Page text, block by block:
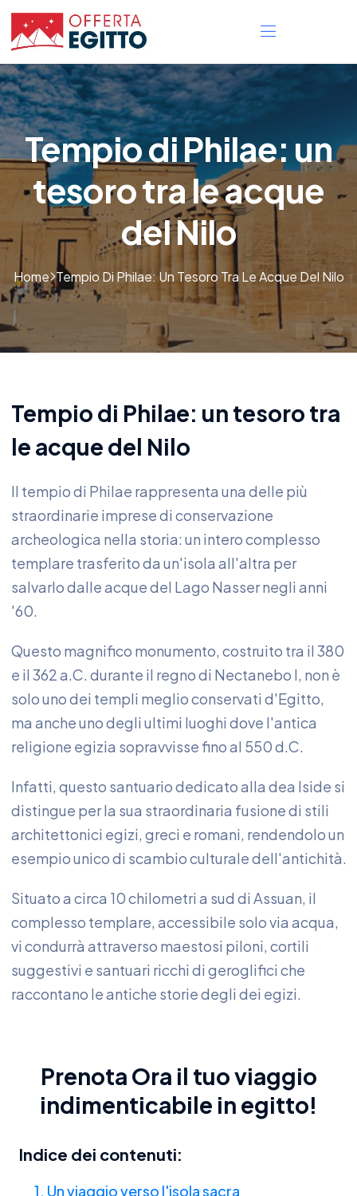
Tempio di Philae: un
tesoro tra le acque
del Nilo
Home Tempio Di Philae: Un Tesoro Tra Le Acque Del Nilo
Tempio di Philae: un tesoro tra
le acque del Nilo
Il tempio di Philae rappresenta una delle più
straordinarie imprese di conservazione
archeologica nella storia: un intero complesso
templare trasferito da un'isola all'altra per
salvarlo dalle acque del Lago Nasser negli anni
'60.
Questo magnifico monumento, costruito tra il 380
e il 362 a.C. durante il regno di Nectanebo I, non è
solo uno dei templi meglio conservati d'Egitto,
ma anche uno degli ultimi luoghi dove l'antica
religione egizia sopravvisse fino al 550 d.C.
Infatti, questo santuario dedicato alla dea Iside si
distingue per la sua straordinaria fusione di stili
architettonici egizi, greci e romani, rendendolo un
esempio unico di scambio culturale dell'antichità.
Situato a circa 10 chilometri a sud di Assuan, il
complesso templare, accessibile solo via acqua,
vi condurrà attraverso maestosi piloni, cortili
suggestivi e santuari ricchi di geroglifici che
raccontano le antiche storie degli dei egizi.
Prenota Ora il tuo viaggio
indimenticabile in egitto!
Indice dei contenuti:
1. Un viaggio verso l'isola sacra